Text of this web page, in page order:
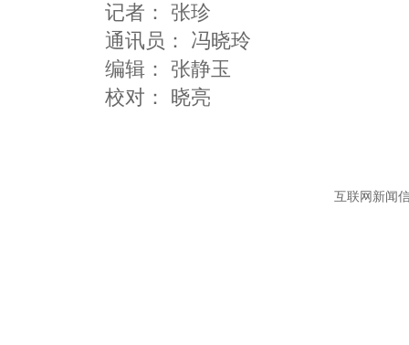
记者： 张珍
通讯员： 冯晓玲
编辑： 张静玉
互联网新闻